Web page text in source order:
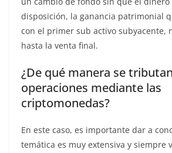
disposición, la ganancia patrimonial
con el primer sub activo subyacente,
hasta la venta final.
¿De qué manera se
operaciones mediante las
criptomonedas?
En este caso, es importante dar a
temática es muy extensiva y siempre